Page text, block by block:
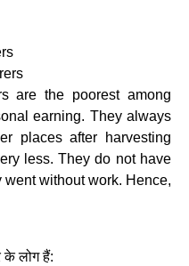
are the poorest among
earning. They always
places after harvesting
less. They do not have
without work. Hence,
के लोग हैं: